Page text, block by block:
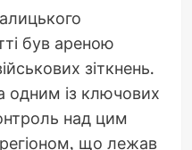
був ареною
зіткнень.
одним із ключових
над цим
що лежав